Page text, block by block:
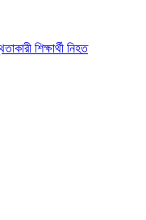
শিক্ষার্থী নিহত